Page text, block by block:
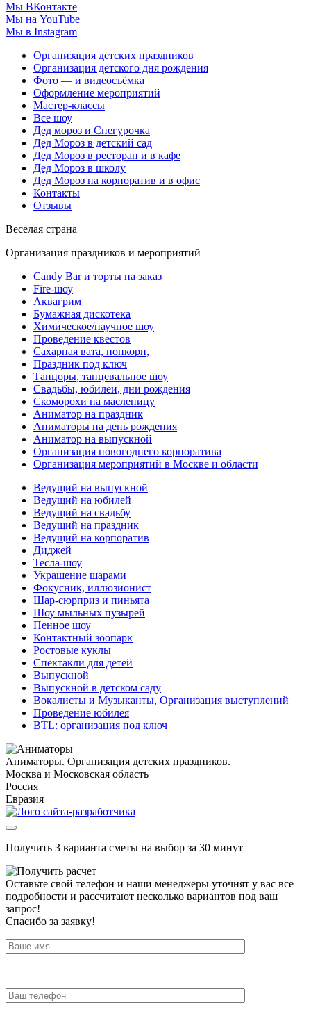
Мы ВКонтакте
Мы на YouTube
Мы в Instagram
Организация детских праздников
Организация детского дня рождения
Фото — и видеосъёмка
Оформление мероприятий
Мастер-классы
Все шоу
Дед мороз и Снегурочка
Дед Мороз в детский сад
Дед Мороз в ресторан и в кафе
Дед Мороз в школу
Дед Мороз на корпоратив и в офис
Контакты
Отзывы
Веселая страна
Организация праздников и мероприятий
Candy Bar и торты на заказ
Fire-шоу
Аквагрим
Бумажная дискотека
Химическое/научное шоу
Проведение квестов
Сахарная вата, попкорн,
Праздник под ключ
Танцоры, танцевальное шоу
Свадьбы, юбилеи, дни рождения
Скоморохи на масленицу
Аниматор на праздник
Аниматоры на день рождения
Аниматор на выпускной
Организация новогоднего корпоратива
Организация мероприятий в Москве и области
Ведущий на выпускной
Ведущий на юбилей
Ведущий на свадьбу
Ведущий на праздник
Ведущий на корпоратив
Диджей
Тесла-шоу
Украшение шарами
Фокусник, иллюзионист
Шар-сюрприз и пиньята
Шоу мыльных пузырей
Пенное шоу
Контактный зоопарк
Ростовые куклы
Спектакли для детей
Выпускной
Выпускной в детском саду
Вокалисты и Музыканты, Организация выступлений
Проведение юбилея
BTL: организация под ключ
Аниматоры. Организация детских праздников.
Москва и Московская область
Россия
Евразия
Получить 3 варианта сметы на выбор за 30 минут
Оставьте свой телефон и наши менеджеры уточнят у вас все
подробности и рассчитают несколько вариантов под ваш
запрос!
Спасибо за заявку!